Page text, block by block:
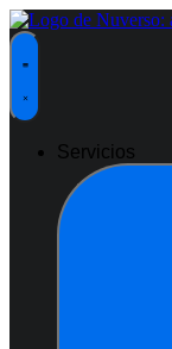
Ir
al
contenido
Servicios